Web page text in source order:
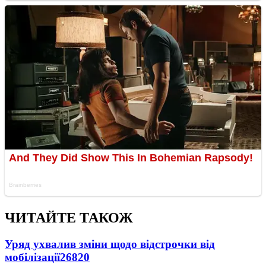
ЧИТАЙТЕ ТАКОЖ
Уряд ухвалив зміни щодо відстрочки від
мобілізації26820